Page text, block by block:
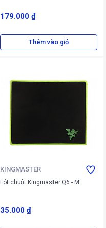
179.000 ₫
Thêm vào giỏ
KINGMASTER
Lót chuột Kingmaster Q6 - M
35.000 ₫